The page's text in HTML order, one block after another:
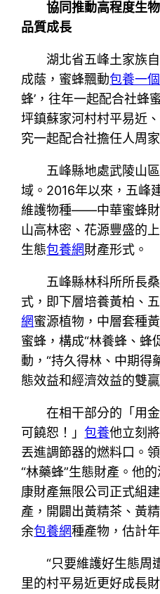
協同推動高程度生
品質成長
湖北省五峰土家族
成蔭，蜜蜂飄動包養一
蜂’，往年一起配合社蜂
坪鎮蘇家河村村平易近
究一起配合社擔任人周
五峰縣地處武陵山
域。2016年以來，五峰
維護物種——中華蜜蜂
山高林密、花源豐盛的
生態包養網財產形式。
五峰縣林科所所長
式，即下層培養黃柏、
網蜜源植物，中層套種
蜜蜂，構成“林養蜂、蜂
動，“持久得林、中期得
態效益和經濟效益的雙
在相干部分的「用
可饒恕！」包養他立刻
丟進調節器的燃料口。
“林藥蜂”生態財產。他
康財產無限公司正式組
產，開闢出黃精茶、黃
余包養網種產物，估計
“只要維護好生態周
里的村平易近更好成長